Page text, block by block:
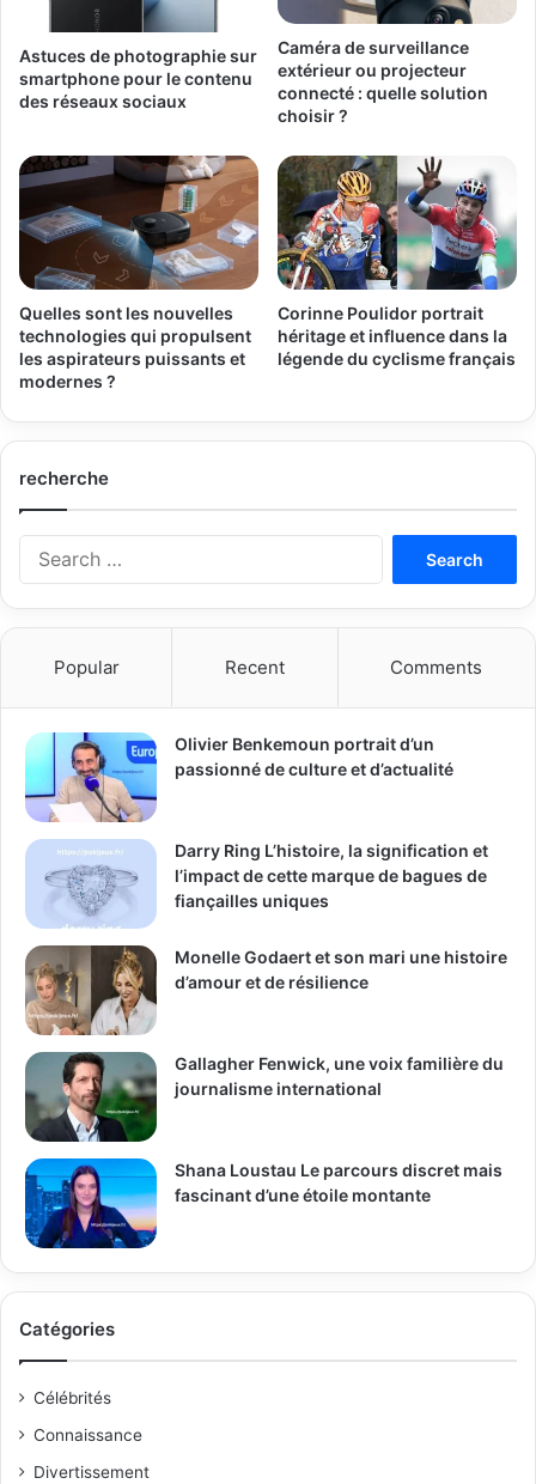
Astuces de photographie sur
smartphone pour le contenu
des réseaux sociaux
Caméra de surveillance
extérieur ou projecteur
connecté : quelle solution
choisir ?
Quelles sont les nouvelles
technologies qui propulsent
les aspirateurs puissants et
modernes ?
Corinne Poulidor portrait
héritage et influence dans la
légende du cyclisme français
recherche
Popular Recent Comments
Olivier Benkemoun portrait d’un
passionné de culture et d’actualité
Darry Ring L’histoire, la signification et
l’impact de cette marque de bagues de
fiançailles uniques
Monelle Godaert et son mari une histoire
d’amour et de résilience
Gallagher Fenwick, une voix familière du
journalisme international
Shana Loustau Le parcours discret mais
fascinant d’une étoile montante
Catégories
Célébrités
Connaissance
Divertissement